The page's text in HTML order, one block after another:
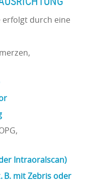
erfolgt durch eine
Intraoralscan)
B. mit Zebris oder